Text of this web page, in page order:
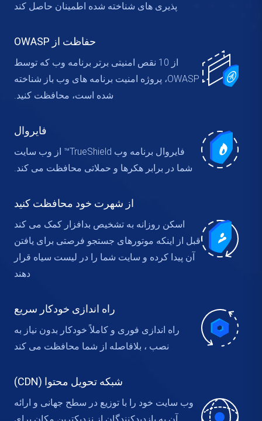
پذیری های شناخته شده اطمینان حاصل کند
حفاظت از OWASP
از 10 نقص امنیتی برتر برنامه وب که توسط
OWASP، پروژه امنیت برنامه های وب باز شناخته
شده است، محافظت کنید.
فایروال
فایروال برنامه وب TrueShield™ از وب سایت
شما در برابر هکرها و حملاتی محافظت می کند.
از شهرت خود محافظت کنید
اسکن روزانه به تشخیص بدافزار کمک می کند
قبل از اینکه موتورهای جستجو فرصتی برای یافتن
آن پیدا کرده و سایت شما را در لیست سیاه قرار
دهند
راه اندازی خودکار سریع
راه اندازی فوری و کاملاً خودکار بدون نیاز به
نصب ، بلافاصله از شما محافظت می کند
شبکه تحویل محتوا (CDN)
وب سایت خود را با توزیع در سطح جهانی و ارائه